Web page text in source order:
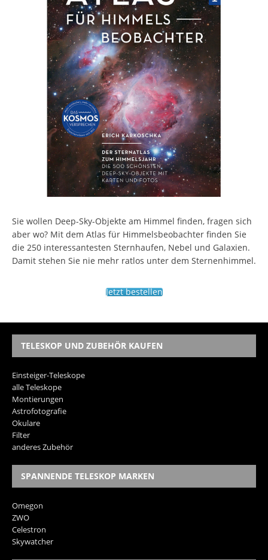
Sie wollen Deep-Sky-Objekte am Himmel finden, fragen sich
aber wo? Mit dem Atlas für Himmelsbeobachter finden Sie
die 250 interessantesten Sternhaufen, Nebel und Galaxien.
Damit stehen Sie nie mehr ratlos unter dem Sternenhimmel.
Jetzt bestellen
TELESKOP UND ZUBEHÖR KAUFEN
Einsteiger-Teleskope
alle Teleskope
Montierungen
Astrofotografie
Okulare
Filter
anderes Zubehör
SPANNENDE TELESKOP MARKEN
Omegon
ZWO
Celestron
Skywatcher